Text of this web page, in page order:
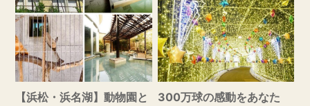
【浜松・浜名湖】動物園と
300万球の感動をあなた